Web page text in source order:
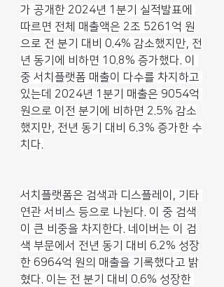
가 공개한 2024년 1분기 실적발표에
따르면 전체 매출액은 2조 5261억 원
으로 전 분기 대비 0.4% 감소했지만, 전
년 동기에 비하면 10.8% 증가했다. 이
중 서치플랫폼 매출이 다수를 차지하고
있는데 2024년 1분기 매출은 9054억
원으로 이전 분기에 비하면 2.5% 감소
했지만, 전년 동기 대비 6.3% 증가한 수
치다.
서치플랫폼은 검색과 디스플레이, 기타
연관 서비스 등으로 나뉜다. 이 중 검색
이 큰 비중을 차지한다. 네이버는 이 검
색 부문에서 전년 동기 대비 6.2% 성장
한 6964억 원의 매출을 기록했다고 밝
혔다. 이는 전 분기 대비 0.6% 성장한